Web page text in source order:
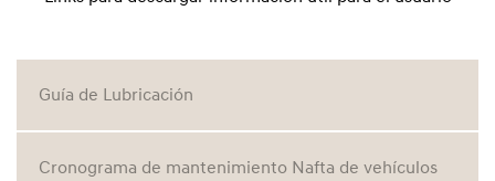
Guía de Lubricación
Cronograma de mantenimiento Nafta de vehículos